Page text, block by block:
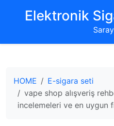
‌Elektronik
HOME
E-sigara seti
vape shop alışveriş
incelemeleri ve en uygun